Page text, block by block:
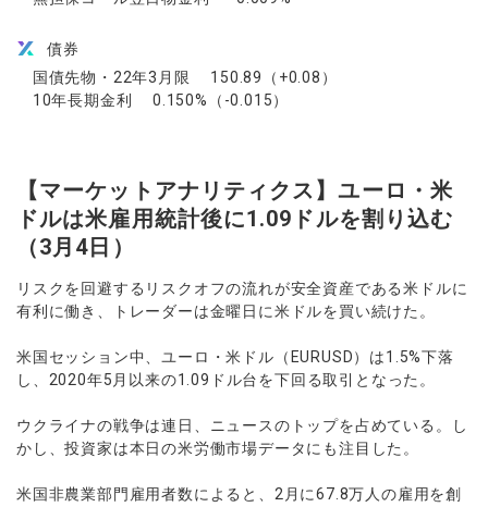
債券
国債先物・22年3月限 150.89（+0.08）
10年長期金利 0.150%（-0.015）
【マーケットアナリティクス】ユーロ・米
ドルは米雇用統計後に1.09ドルを割り込む
（3月4日）
リスクを回避するリスクオフの流れが安全資産である米ドルに
有利に働き、トレーダーは金曜日に米ドルを買い続けた。
米国セッション中、ユーロ・米ドル（EURUSD）は1.5%下落
し、2020年5月以来の1.09ドル台を下回る取引となった。
ウクライナの戦争は連日、ニュースのトップを占めている。し
かし、投資家は本日の米労働市場データにも注目した。
米国非農業部門雇用者数によると、2月に67.8万人の雇用を創